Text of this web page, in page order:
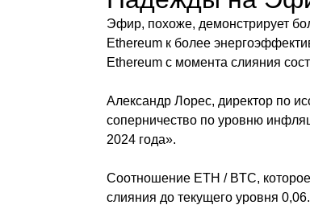
Эфир, похоже, демонстрирует
Ethereum к более
Ethereum с момента слияния
Александр Лорес, директор по
соперничество по уровню
2024 года».
Соотношение ETH / BTC,
слияния до текущего уровня 0,06.